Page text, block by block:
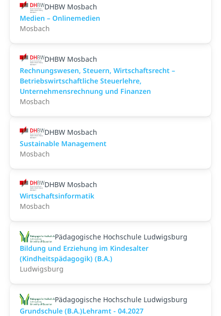
DHBW Mosbach
Medien – Onlinemedien
Mosbach
DHBW Mosbach
Rechnungswesen, Steuern, Wirtschaftsrecht –
Betriebswirtschaftliche Steuerlehre,
Unternehmensrechnung und Finanzen
Mosbach
DHBW Mosbach
Sustainable Management
Mosbach
DHBW Mosbach
Wirtschaftsinformatik
Mosbach
Pädagogische Hochschule Ludwigsburg
Bildung und Erziehung im Kindesalter
(Kindheitspädagogik) (B.A.)
Ludwigsburg
Pädagogische Hochschule Ludwigsburg
Grundschule (B.A.)Lehramt - 04.2027